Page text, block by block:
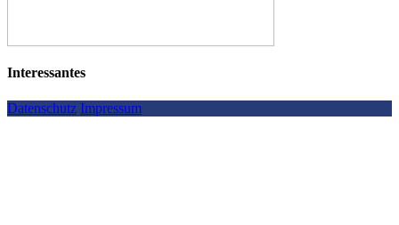
Interessantes
Datenschutz Impressum